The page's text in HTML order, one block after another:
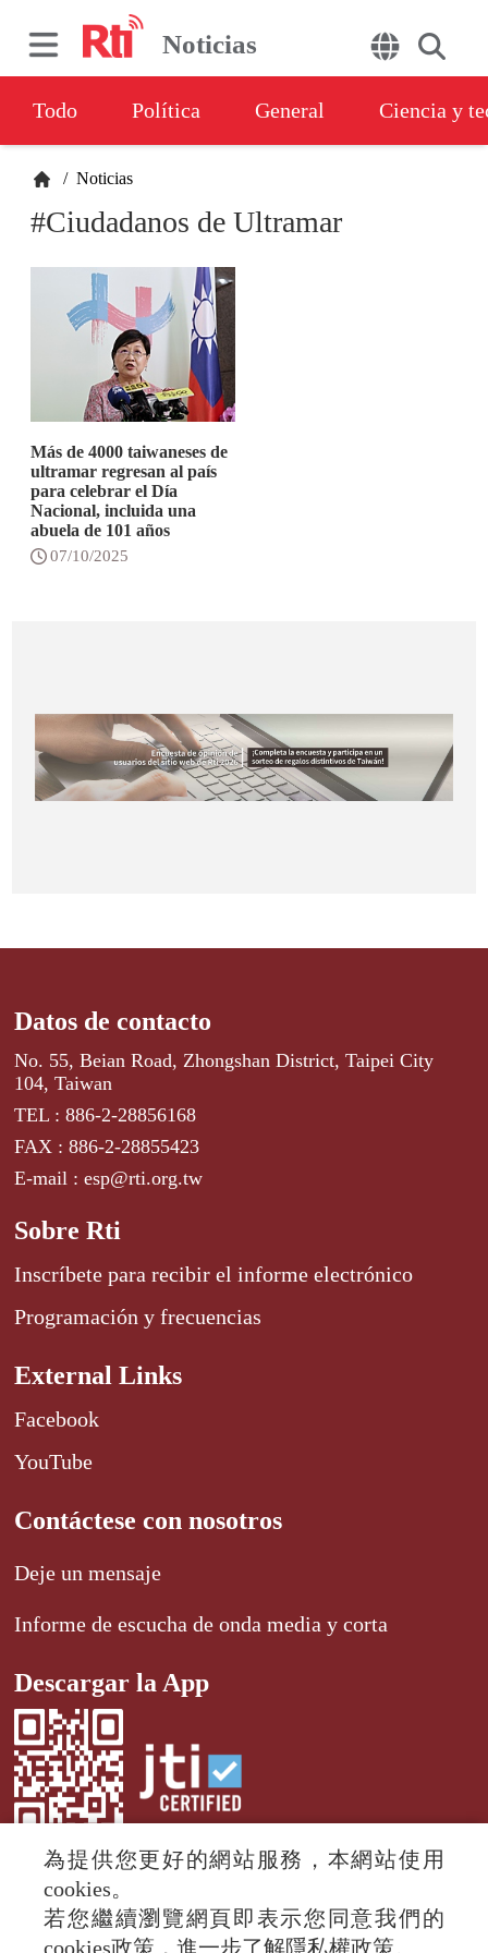
Noticias
Todo Política General Ciencia y
/ Noticias
#Ciudadanos de Ultramar
Más de 4000 taiwaneses de
ultramar regresan al país
para celebrar el Día
Nacional, incluida una
abuela de 101 años
07/10/2025
Datos de contacto
No. 55, Beian Road, Zhongshan District, Taipei City
104, Taiwan
TEL : 886-2-28856168
FAX : 886-2-28855423
E-mail : esp@rti.org.tw
Sobre Rti
Inscríbete para recibir el informe electrónico
Programación y frecuencias
External Links
Facebook
YouTube
Contáctese con nosotros
Deje un mensaje
Informe de escucha de onda media y corta
Descargar la App
© 2024 RTI (Radio Taiwan International).
All rights reserved.
為提供您更好的網站服務，本網站使用
cookies。
若您繼續瀏覽網頁即表示您同意我們的
cookies政策，進一步了解隱私權政策。